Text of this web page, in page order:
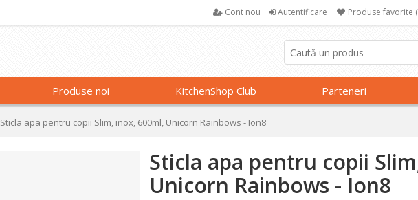
Cont nou Autentificare Produse favorite
Produse noi KitchenShop Club Parteneri
Sticla apa pentru copii Slim, inox, 600ml, Unicorn Rainbows - Ion8
Sticla apa pentru copii
Unicorn Rainbows - Ion8